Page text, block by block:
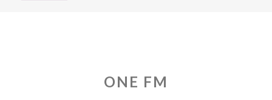
ONE FM